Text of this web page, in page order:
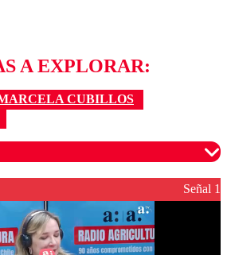
A EXPLORAR:
CUBILLOS
son moderados para garantizar un
diálogo respetuoso.
Señal 1